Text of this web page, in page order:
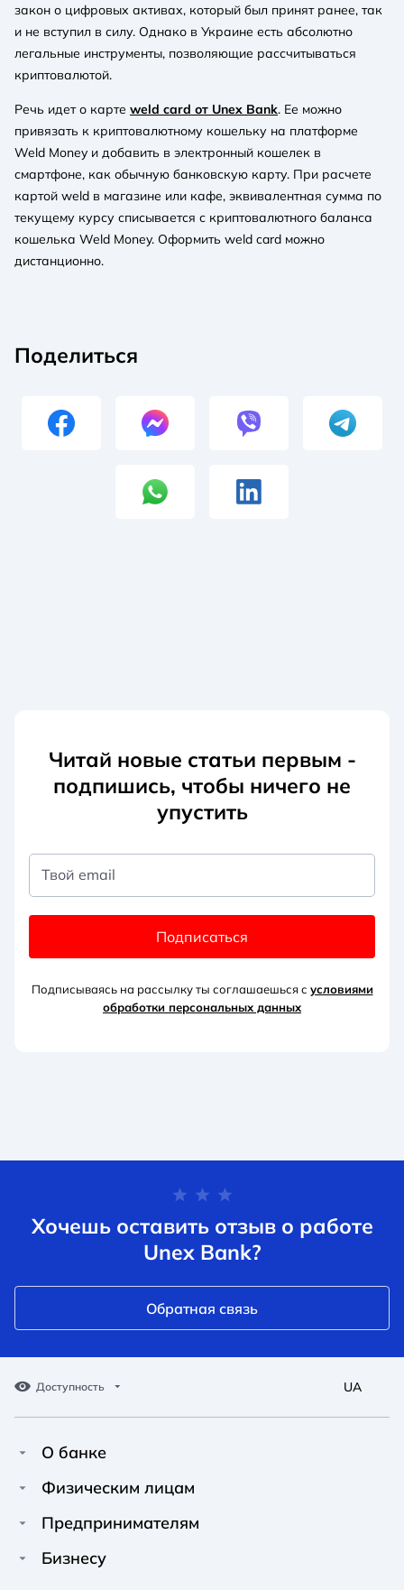
закон о цифровых активах, который был принят ранее, так
и не вступил в силу. Однако в Украине есть абсолютно
легальные инструменты, позволяющие рассчитываться
криптовалютой.
Речь идет о карте weld card от Unex Bank. Ее можно
привязать к криптовалютному кошельку на платформе
Weld Money и добавить в электронный кошелек в
смартфоне, как обычную банковскую карту. При расчете
картой weld в магазине или кафе, эквивалентная сумма по
текущему курсу списывается с криптовалютного баланса
кошелька Weld Money. Оформить weld card можно
дистанционно.
Поделиться
Читай новые статьи первым -
подпишись, чтобы ничего не
упустить
Твой email
Подписаться
Подписываясь на рассылку ты соглашаешься с условиями
обработки персональных данных
Хочешь оставить отзыв о работе
Unex Bank?
Обратная связь
Доступность
A A
Обычный
A A
Средний
A A
Большой
UA
О банке
Про Unex Bank
Физическим лицам
Кредиты
Предпринимателям
Финансирование
Бизнесу